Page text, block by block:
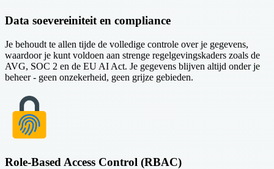
Data soevereiniteit en compliance
Je behoudt te allen tijde de volledige controle over je gegevens,
waardoor je kunt voldoen aan strenge regelgevingskaders zoals de
AVG, SOC 2 en de EU AI Act. Je gegevens blijven altijd onder je
beheer - geen onzekerheid, geen grijze gebieden.
Role-Based Access Control (RBAC)